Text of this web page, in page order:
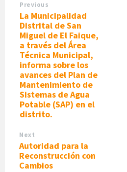
Previous
La Municipalidad
Distrital de San
Miguel de El Faique,
a través del Área
Técnica Municipal,
informa sobre los
avances del Plan de
Mantenimiento de
Sistemas de Agua
Potable (SAP) en el
distrito.
Next
Autoridad para la
Reconstrucción con
Cambios